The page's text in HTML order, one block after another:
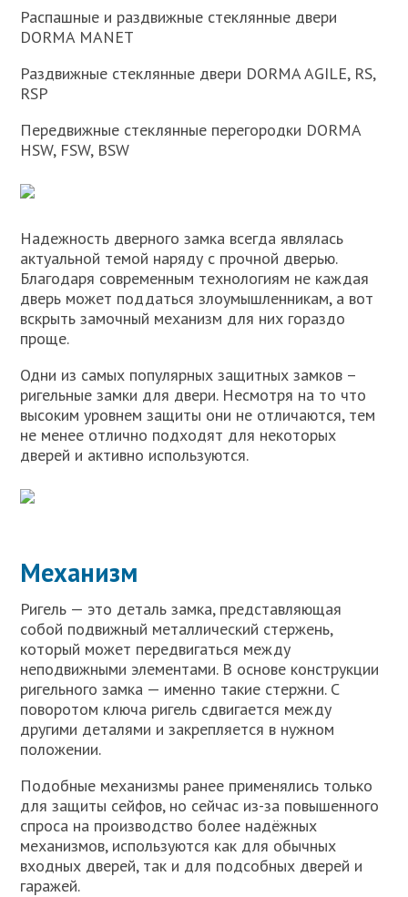
Распашные и раздвижные стеклянные двери
DORMA MANET
Раздвижные стеклянные двери DORMA AGILE, RS,
RSP
Передвижные стеклянные перегородки DORMA
HSW, FSW, BSW
Надежность дверного замка всегда являлась
актуальной темой наряду с прочной дверью.
Благодаря современным технологиям не каждая
дверь может поддаться злоумышленникам, а вот
вскрыть замочный механизм для них гораздо
проще.
Одни из самых популярных защитных замков –
ригельные замки для двери. Несмотря на то что
высоким уровнем защиты они не отличаются, тем
не менее отлично подходят для некоторых
дверей и активно используются.
Механизм
Ригель — это деталь замка, представляющая
собой подвижный металлический стержень,
который может передвигаться между
неподвижными элементами. В основе конструкции
ригельного замка — именно такие стержни. С
поворотом ключа ригель сдвигается между
другими деталями и закрепляется в нужном
положении.
Подобные механизмы ранее применялись только
для защиты сейфов, но сейчас из-за повышенного
спроса на производство более надёжных
механизмов, используются как для обычных
входных дверей, так и для подсобных дверей и
гаражей.